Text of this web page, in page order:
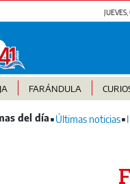
FARÁNDULA
Últimas noticias